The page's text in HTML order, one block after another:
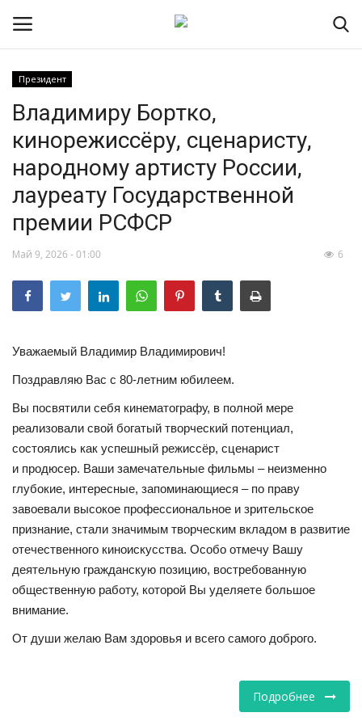
НОВОСТИ
RSS – экспорт новостей
РОССИЯ
МИР
СПОРТ
КУЛЬТУРА
ПРОИСШЕСТВИЯ
Президент
Владимиру Бортко,
кинорежиссёру, сценаристу,
народному артисту России,
лауреату Государственной
премии РСФСР
Май 9, 2026 - 01:00 6
Уважаемый Владимир Владимирович!
Поздравляю Вас с 80-летним юбилеем.
Вы посвятили себя кинематографу, в полной мере
реализовали свой богатый творческий потенциал,
состоялись как успешный режиссёр, сценарист
и продюсер. Ваши замечательные фильмы – неизменно
глубокие, интересные, запоминающиеся – по праву
завоевали высокое профессиональное и зрительское
признание, стали значимым творческим вкладом в развитие
отечественного киноискусства. Особо отмечу Вашу
деятельную гражданскую позицию, востребованную
общественную работу, которой Вы уделяете большое
внимание.
От души желаю Вам здоровья и всего самого доброго.
Подробнее